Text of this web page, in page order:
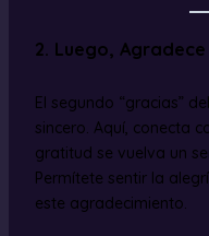
2. Luego,
El segundo “gracias”
sincero. Aquí, conecta
gratitud se vuelva un
Permítete sentir la
este agradecimiento.